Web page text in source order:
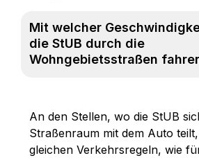
Mit welcher
die StUB durch die
Wohngebietsstraßen
An den Stellen, wo die StUB
Straßenraum mit dem Auto
gleichen Verkehrsregeln, wie